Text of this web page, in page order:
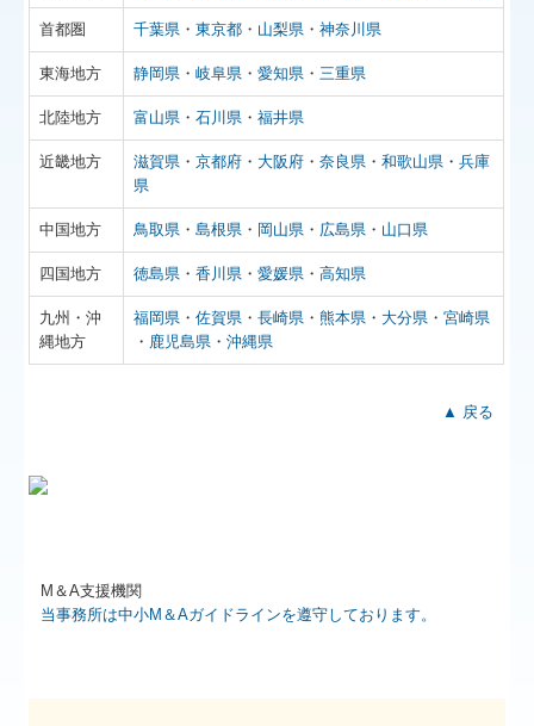
TKCシステムQ&A
経営革新等支援機関とは
無料納税相談実施中！
М＆A支援機関
当事務所は中小M＆Aガイドラインを遵守しております。
首都圏 千葉県 ・東京都 ・ 山梨県 ・神奈川県
東海地方 静岡県 ・岐阜県 ・愛知県 ・三重県
北陸地方 富山県 ・石川県 ・福井県
近畿地方 滋賀県 ・京都府 ・ 大阪府 ・奈良県 ・和歌山県 ・兵庫
県
中国地方 鳥取県 ・島根県 ・ 岡山県 ・ 広島県 ・ 山口県
四国地方 徳島県 ・香川県 ・愛媛県 ・高知県
九州・沖
縄地方
福岡県 ・佐賀県 ・長崎県 ・熊本県 ・ 大分県 ・宮崎県
・ 鹿児島県 ・沖縄県
▲ 戻る